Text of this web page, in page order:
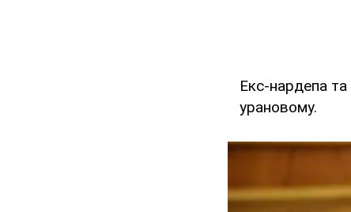
Екс-нардепа
урановому.